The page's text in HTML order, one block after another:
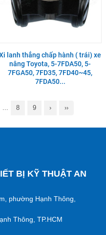
lanh thắng chấp hành ( trái) xe
nâng Toyota, 5-7FDA50, 5-
7FGA50, 7FD35, 7FD40~45,
7FDA50...
8 9 › ››
BỊ KỸ THUẬT AN
phường Hạnh Thông,
Thông, TP.HCM